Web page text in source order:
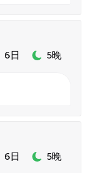
6日 5晚
6日 5晚